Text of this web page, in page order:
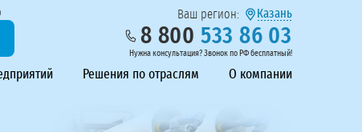
Ваш регион: Казань
8 800 533 86 03
Нужна консультация? Звонок по РФ бесплатный!
Решения по отраслям О компании